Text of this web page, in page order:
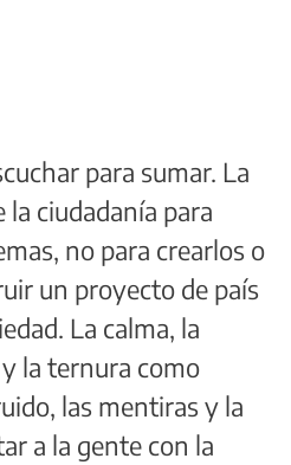
para sumar. La
la ciudadanía para
no para crearlos o
un proyecto de país
La calma, la
la ternura como
las mentiras y la
a la gente con la